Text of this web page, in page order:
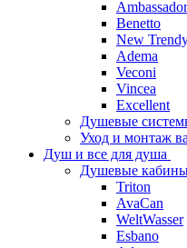
Ambassador
Benetto
New
Adema
Veconi
Vincea
Excellent
Душевые
Уход и монтаж
Душ и все для душа
Душевые
Triton
AvaCan
WeltWasser
Esbano